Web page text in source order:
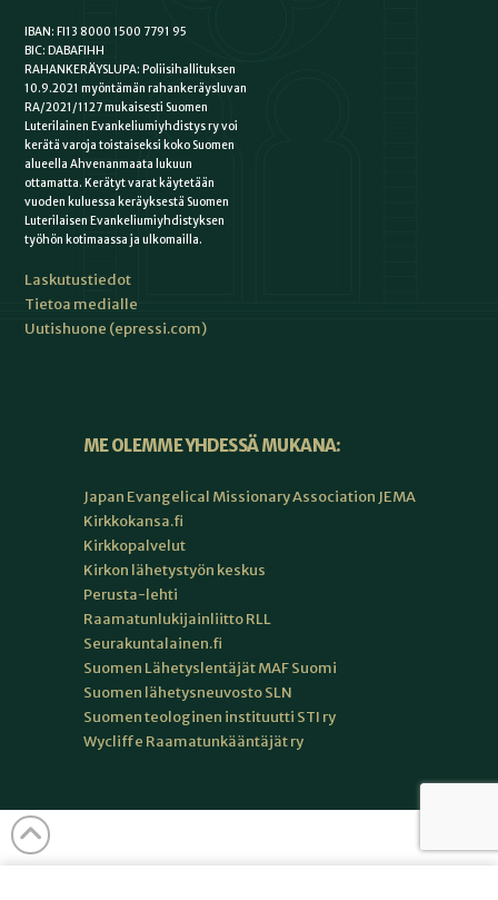
IBAN: FI13 8000 1500 7791 95
BIC: DABAFIHH
RAHANKERÄYSLUPA: Poliisihallituksen
10.9.2021 myöntämän rahankeräysluvan
RA/2021/1127 mukaisesti Suomen
Luterilainen Evankeliumiyhdistys ry voi
kerätä varoja toistaiseksi koko Suomen
alueella Ahvenanmaata lukuun
ottamatta. Kerätyt varat käytetään
vuoden kuluessa keräyksestä Suomen
Luterilaisen Evankeliumiyhdistyksen
työhön kotimaassa ja ulkomailla.
Laskutustiedot
Tietoa medialle
Uutishuone (epressi.com)
ME OLEMME YHDESSÄ MUKANA:
Japan Evangelical Missionary Association JEMA
Kirkkokansa.fi
Kirkkopalvelut
Kirkon lähetystyön keskus
Perusta-lehti
Raamatunlukijainliitto RLL
Seurakuntalainen.fi
Suomen Lähetyslentäjät MAF Suomi
Suomen lähetysneuvosto SLN
Suomen teologinen instituutti STI ry
Wycliffe Raamatunkääntäjät ry